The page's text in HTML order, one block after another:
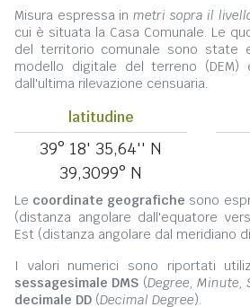
Misura espressa in metri sopra il
cui è situata la Casa Comunale. Le
del territorio comunale sono state
modello digitale del terreno
dall'ultima rilevazione censuaria.
latitudine
39° 18' 35,64'' N
39,3099° N
Le coordinate geografiche sono
(distanza angolare dall'equatore
Est (distanza angolare dal meridiano
I valori numerici sono riportati
sessagesimale DMS (Degree, Minute,
decimale DD (Decimal Degree).